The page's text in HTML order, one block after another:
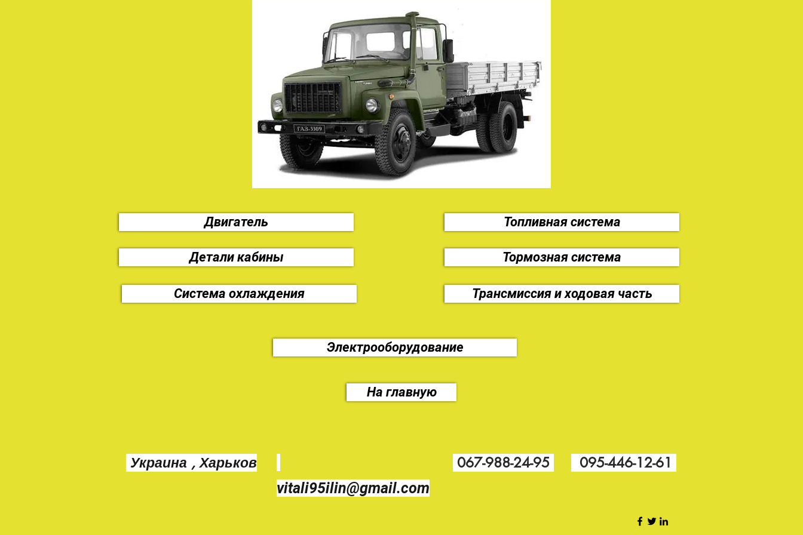
Двигатель
Детали кабины
Система охлаждения
Топливная система
Тормозная система
Трансмиссия и ходовая часть
Электрооборудование
На главную
Украина , Харьков
vitali95ilin@gmail.com
067-988-24-95 095-446-12-61